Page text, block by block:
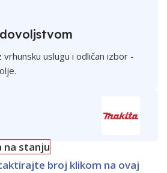
vrhunsku uslugu i odličan izbor -
na stanju
broj klikom na ovaj